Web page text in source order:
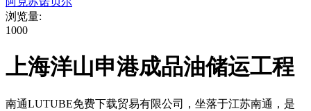
浏览量:
1000
上海洋山申港成品油储运工程
南通LUTUBE免费下载贸易有限公司，坐落于江苏南通，是